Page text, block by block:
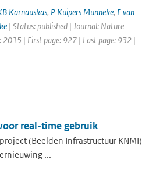
Karnauskas, P Kuipers Munneke, E van
| Status: published | Journal: Nature
2015 | First page: 927 | Last page: 932 |
real-time gebruik
(Beelden Infrastructuur KNMI)
...